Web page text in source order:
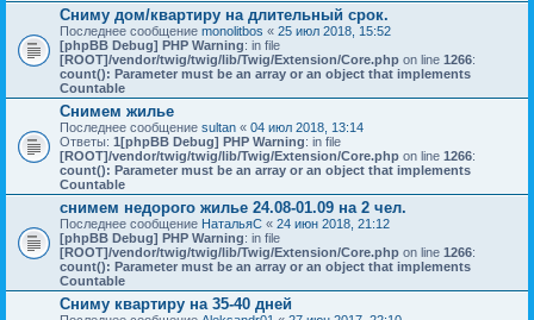
Сниму дом/квартиру на длительный срок.
Последнее сообщение monolitbos « 25 июл 2018, 15:52
[phpBB Debug] PHP Warning: in file
[ROOT]/vendor/twig/twig/lib/Twig/Extension/Core.php on line 1266:
count(): Parameter must be an array or an object that implements
Countable
Снимем жилье
Последнее сообщение sultan « 04 июл 2018, 13:14
Ответы: 1[phpBB Debug] PHP Warning: in file
[ROOT]/vendor/twig/twig/lib/Twig/Extension/Core.php on line 1266:
count(): Parameter must be an array or an object that implements
Countable
снимем недорого жилье 24.08-01.09 на 2 чел.
Последнее сообщение НатальяС « 24 июн 2018, 21:12
[phpBB Debug] PHP Warning: in file
[ROOT]/vendor/twig/twig/lib/Twig/Extension/Core.php on line 1266:
count(): Parameter must be an array or an object that implements
Countable
Сниму квартиру на 35-40 дней